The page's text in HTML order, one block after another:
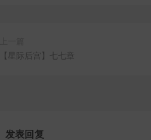
【星际后宫】七七章
发表回复